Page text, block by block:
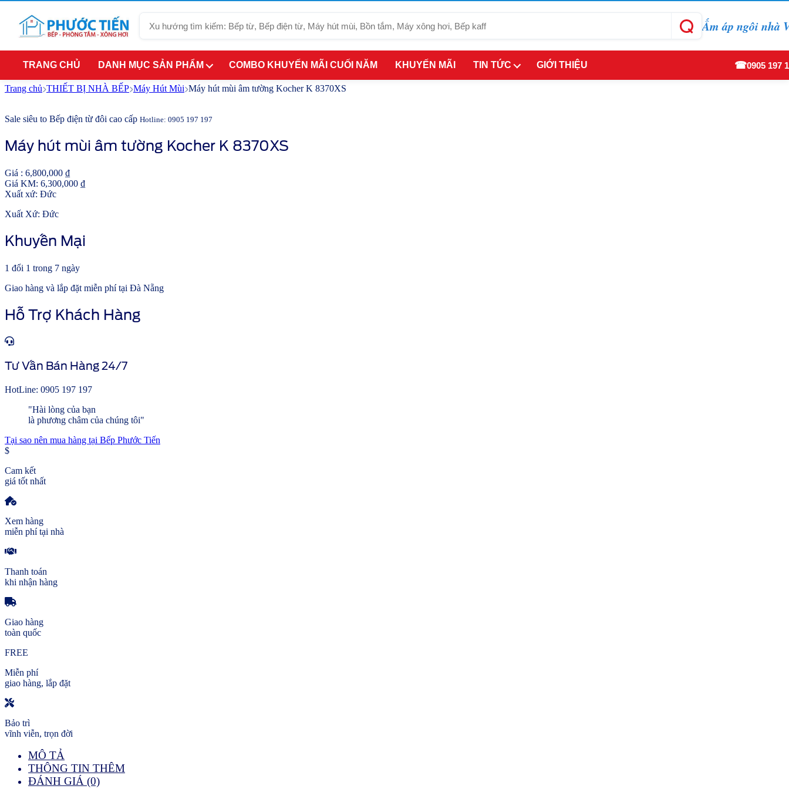
Tìm
Ấm áp ngôi nhà
TRANG CHỦ DANH MỤC SẢN PHẨM COMBO KHUYẾN MÃI CUỐI NĂM KHUYẾN MÃI TIN TỨC GIỚI THIỆU ☎0905 197
Trang chủ THIẾT BỊ NHÀ BẾP Máy Hút Mùi Máy hút mùi âm tường Kocher K 8370XS
Sale siêu to Bếp điện từ đôi cao cấp Hotline: 0905 197 197
Máy hút mùi âm tường Kocher K 8370XS
Giá : 6,800,000 ₫
Giá KM: 6,300,000 ₫
Xuất xứ: Đức
Xuất Xứ: Đức
Khuyến Mại
1 đổi 1 trong 7 ngày
Giao hàng và lắp đặt miễn phí tại Đà Nẵng
Hỗ Trợ Khách Hàng
Tư Vấn Bán Hàng 24/7
HotLine: 0905 197 197
"Hài lòng của bạn
là phương châm của chúng tôi"
Tại sao nên mua hàng tại Bếp Phước Tiến
$
Cam kết
giá tốt nhất
Xem hàng
miễn phí tại nhà
Thanh toán
khi nhận hàng
Giao hàng
toàn quốc
FREE
Miễn phí
giao hàng, lắp đặt
Bảo trì
vĩnh viễn, trọn đời
MÔ TẢ
THÔNG TIN THÊM
ĐÁNH GIÁ (0)